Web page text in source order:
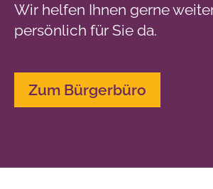
Wir helfen Ihnen gerne
persönlich für Sie da.
Zum Bürgerbüro